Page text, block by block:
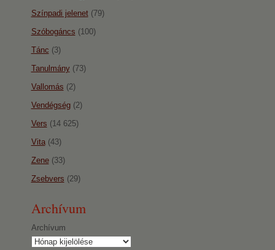
Színpadi jelenet(79)
Szóbogáncs (100)
Tánc (3)
Tanulmány(73)
Vallomás (2)
Vendégség(2)
Vers (14 625)
Vita(43)
Zene(33)
Zsebvers (29)
Archívum
Archívum